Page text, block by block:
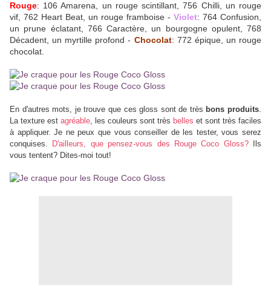
Rouge: 106 Amarena, un rouge scintillant, 756 Chilli, un rouge
vif, 762 Heart Beat, un rouge framboise - Violet: 764 Confusion,
un prune éclatant, 766 Caractère, un bourgogne opulent, 768
Décadent, un myrtille profond - Chocolat: 772 épique, un rouge
chocolat.
En d'autres mots, je trouve que ces gloss sont de très bons produits.
La texture est agréable, les couleurs sont très belles et sont très faciles
à appliquer. Je ne peux que vous conseiller de les tester, vous serez
conquises. D'ailleurs, que pensez-vous des Rouge Coco Gloss?Ils
vous tentent? Dites-moi tout!